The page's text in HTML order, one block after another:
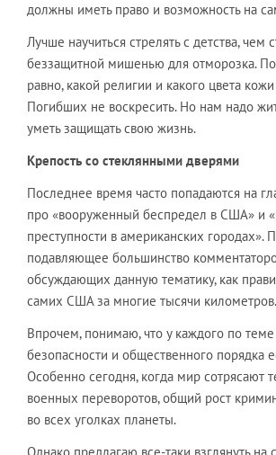
должны иметь право и возможность на
Лучше научиться стрелять с детства, чем
беззащитной мишенью для отморозка.
равно, какой религии и какого цвета
Погибших не воскресить. Но нам надо
уметь защищать свою жизнь.
Крепость со стеклянными дверями
Последнее время часто попадаются на
про «вооруженный беспредел в США» и
преступности в американских городах».
подавляющее большинство
обсуждающих данную тематику, как
самих США за многие тысячи километров.
Впрочем, понимаю, что у каждого по
безопасности и общественного порядка
Особенно сегодня, когда мир сотрясают
военных переворотов, общий рост
во всех уголках планеты.